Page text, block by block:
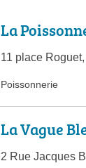
La
11 place
Poissonnerie
La Vague
2 Rue Jacques